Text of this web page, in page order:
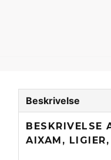
Beskrivelse
BESKRIVELSE
AIXAM,